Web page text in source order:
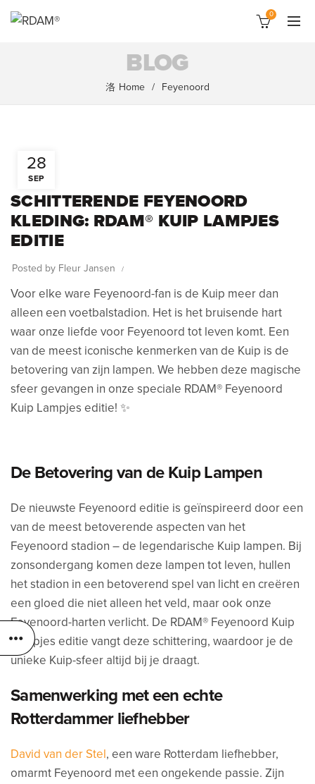
0
BLOG
Home Feyenoord
28
SEP
SCHITTERENDE FEYENOORD
KLEDING: RDAM® KUIP LAMPJES
EDITIE
Posted by Fleur Jansen
Voor elke ware Feyenoord-fan is de Kuip meer dan
alleen een voetbalstadion. Het is het bruisende hart
waar onze liefde voor Feyenoord tot leven komt. Een
van de meest iconische kenmerken van de Kuip is de
betovering van zijn lampen. We hebben deze magische
sfeer gevangen in onze speciale RDAM® Feyenoord
Kuip Lampjes editie! ✨
De Betovering van de Kuip Lampen
De nieuwste Feyenoord editie is geïnspireerd door een
van de meest betoverende aspecten van het
Feyenoord stadion – de legendarische Kuip lampen. Bij
zonsondergang komen deze lampen tot leven, hullen
het stadion in een betoverend spel van licht en creëren
een gloed die niet alleen het veld, maar ook onze
Feyenoord-harten verlicht. De RDAM® Feyenoord Kuip
Lampjes editie vangt deze schittering, waardoor je de
unieke Kuip-sfeer altijd bij je draagt.
Samenwerking met een echte
Rotterdammer liefhebber
David van der Stel, een ware Rotterdam liefhebber,
omarmt Feyenoord met een ongekende passie. Zijn
ROTTERDAMSE
EIGENZINNIGHEID
17 december 2025
X
DE
HEILIGE
BOONTJES X
EEN SHIRT
PERSPECTIEF
20 oktober